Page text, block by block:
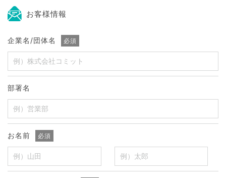
お客様情報
企業名/団体名 必須
部署名
お名前 必須